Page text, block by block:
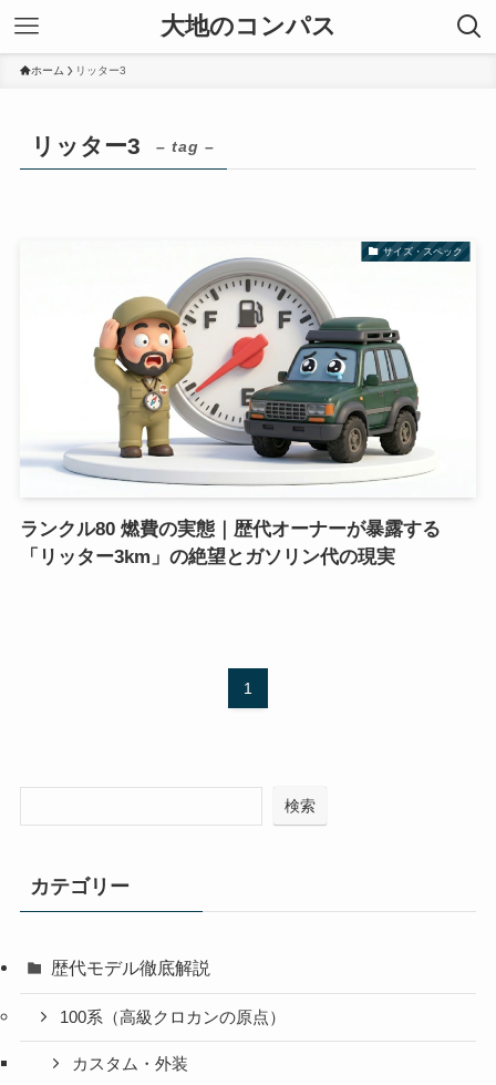
大地のコンパス
ホーム リッター3
リッター3 – tag –
サイズ・スペック
ランクル80 燃費の実態｜歴代オーナーが暴露する
「リッター3km」の絶望とガソリン代の現実
1
検索
カテゴリー
歴代モデル徹底解説
100系（高級クロカンの原点）
カスタム・外装